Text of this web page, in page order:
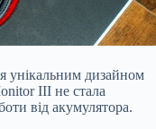
унікальним дизайном
III не стала
від акумулятора.